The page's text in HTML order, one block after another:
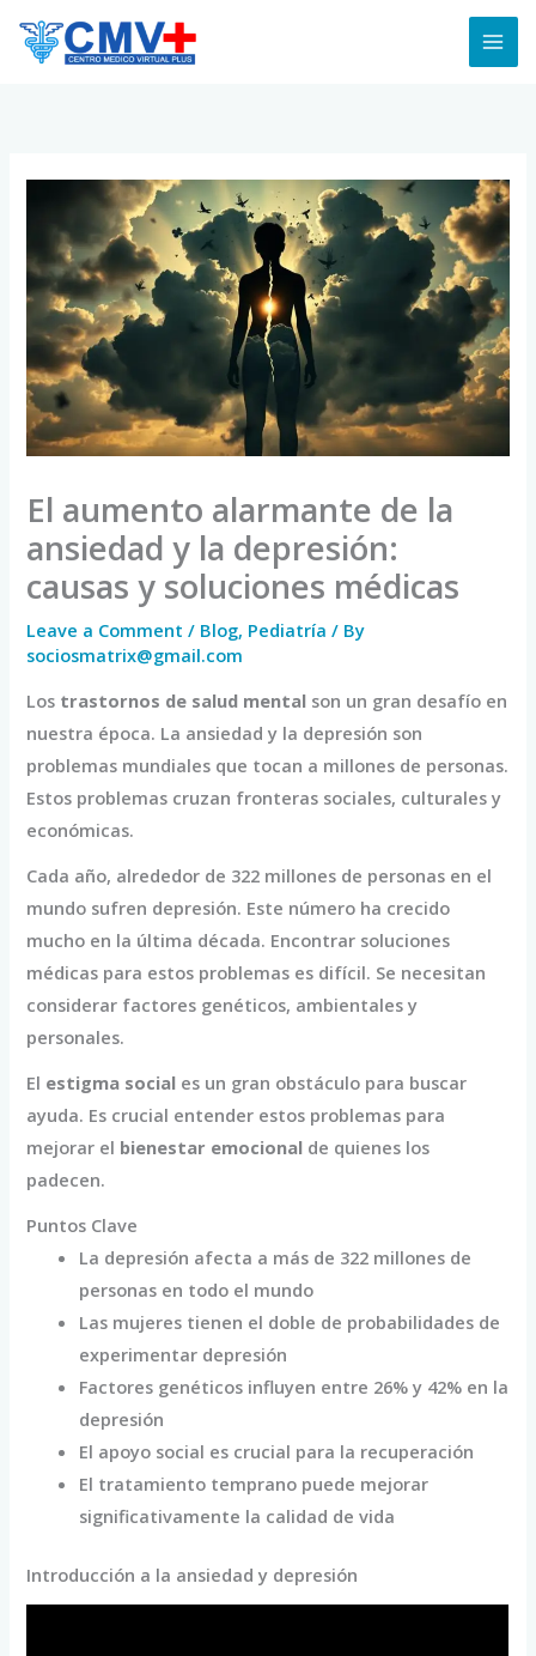
El aumento alarmante de la
ansiedad y la depresión:
causas y soluciones médicas
Leave a Comment / Blog, Pediatría / By
sociosmatrix@gmail.com
Los trastornos de salud mental son un gran desafío en
nuestra época. La ansiedad y la depresión son
problemas mundiales que tocan a millones de personas.
Estos problemas cruzan fronteras sociales, culturales y
económicas.
Cada año, alrededor de 322 millones de personas en el
mundo sufren depresión. Este número ha crecido
mucho en la última década. Encontrar soluciones
médicas para estos problemas es difícil. Se necesitan
considerar factores genéticos, ambientales y
personales.
El estigma social es un gran obstáculo para buscar
ayuda. Es crucial entender estos problemas para
mejorar el bienestar emocional de quienes los
padecen.
Puntos Clave
La depresión afecta a más de 322 millones de
personas en todo el mundo
Las mujeres tienen el doble de probabilidades de
experimentar depresión
Factores genéticos influyen entre 26% y 42% en la
depresión
El apoyo social es crucial para la recuperación
El tratamiento temprano puede mejorar
significativamente la calidad de vida
Introducción a la ansiedad y depresión